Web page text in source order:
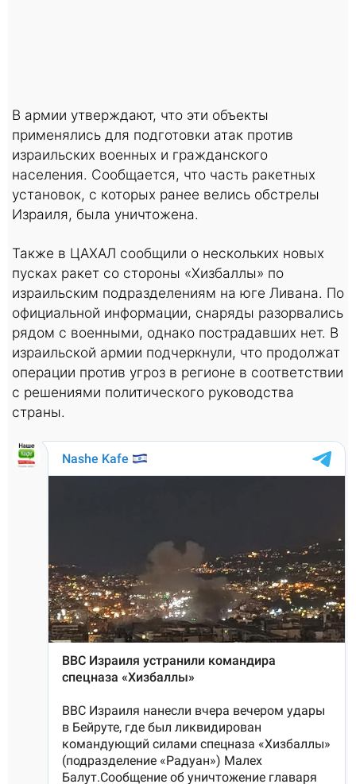
В армии утверждают, что эти объекты
применялись для подготовки атак против
израильских военных и гражданского
населения. Сообщается, что часть ракетных
установок, с которых ранее велись обстрелы
Израиля, была уничтожена.
Также в ЦАХАЛ сообщили о нескольких новых
пусках ракет со стороны «Хизбаллы» по
израильским подразделениям на юге Ливана. По
официальной информации, снаряды разорвались
рядом с военными, однако пострадавших нет. В
израильской армии подчеркнули, что продолжат
операции против угроз в регионе в соответствии
с решениями политического руководства
страны.